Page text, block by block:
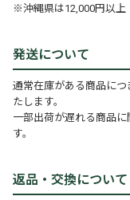
※沖縄県は12,000円以上
発送について
通常在庫がある商品に
たします。
一部出荷が遅れる商品
す。
返品・交換について